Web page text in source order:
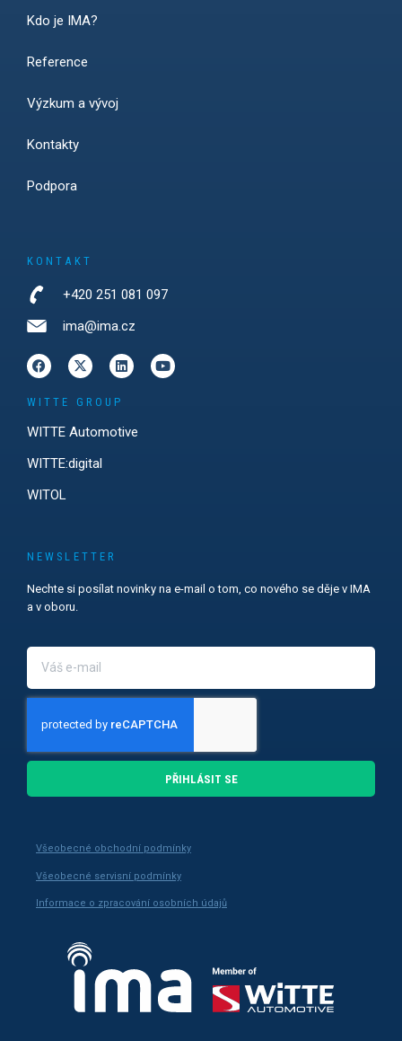
Kdo je IMA?
Reference
Výzkum a vývoj
Kontakty
Podpora
KONTAKT
+420 251 081 097
ima@ima.cz
WITTE GROUP
WITTE Automotive
WITTE:digital
WITOL
NEWSLETTER
Nechte si posílat novinky na e-mail o tom, co nového se děje v IMA
a v oboru.
PŘIHLÁSIT SE
Všeobecné obchodní podmínky
Všeobecné servisní podmínky
Informace o zpracování osobních údajů